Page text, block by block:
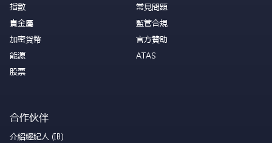
指數
貴金屬
加密貨幣
能源
股票
常見問題
監管合規
官方贊助
ATAS
合作伙伴
介紹經紀人 (IB)